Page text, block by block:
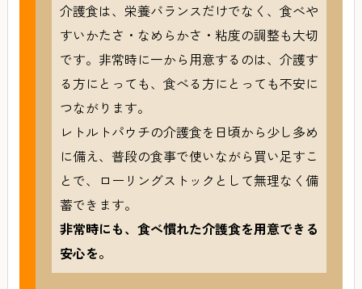
介護食は、栄養バランスだけでなく、食べや
すいかたさ・なめらかさ・粘度の調整も大切
です。非常時に一から用意するのは、介護す
る方にとっても、食べる方にとっても不安に
つながります。
レトルトパウチの介護食を日頃から少し多め
に備え、普段の食事で使いながら買い足すこ
とで、ローリングストックとして無理なく備
蓄できます。
非常時にも、食べ慣れた介護食を用意できる
安心を。